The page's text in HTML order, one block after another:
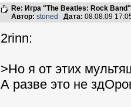
Re: Игра "The Beatles: Rock Band"
Автор: stoned Дата: 08.08.09
2rinn:
>Но я от этих
А разве это не